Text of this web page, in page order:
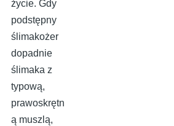
życie. Gdy
podstępny
ślimakożer
dopadnie
ślimaka z
typową,
prawoskrętn
ą muszlą,